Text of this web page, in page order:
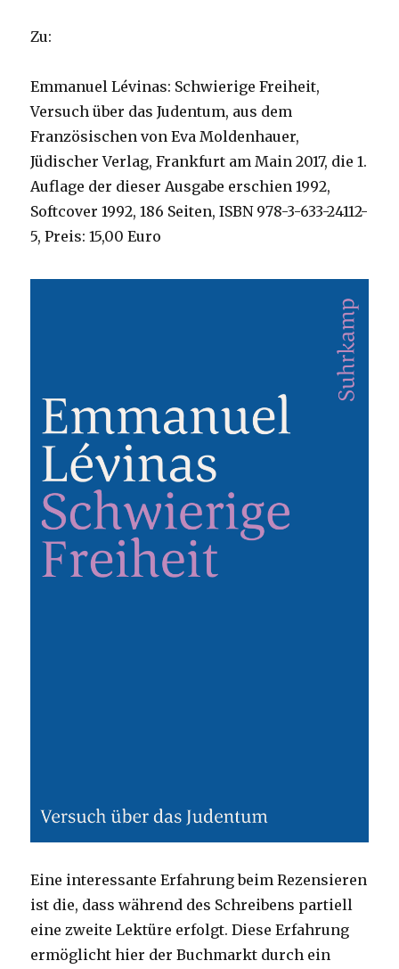
Zu:
Emmanuel Lévinas: Schwierige Freiheit,
Versuch über das Judentum, aus dem
Französischen von Eva Moldenhauer,
Jüdischer Verlag, Frankfurt am Main 2017, die 1.
Auflage der dieser Ausgabe erschien 1992,
Softcover 1992, 186 Seiten, ISBN 978-3-633-24112-
5, Preis: 15,00 Euro
Eine interessante Erfahrung beim Rezensieren
ist die, dass während des Schreibens partiell
eine zweite Lektüre erfolgt. Diese Erfahrung
ermöglicht hier der Buchmarkt durch ein